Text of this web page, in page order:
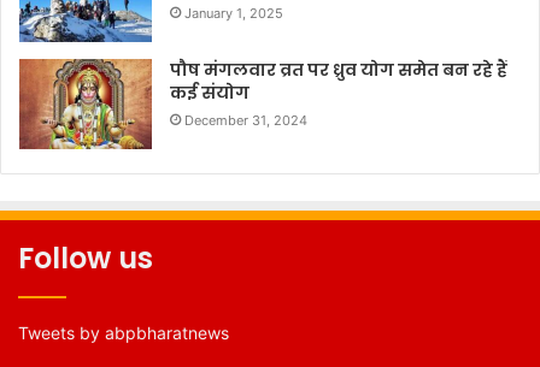
January 1, 2025
पौष मंगलवार व्रत पर ध्रुव योग समेत बन रहे हैं
कई संयोग
December 31, 2024
Follow us
Tweets by abpbharatnews